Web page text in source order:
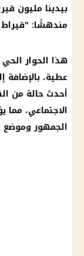
بيدينا مليون
مندهشًا: "قيراط
هذا الحوار الحي
عطية،
أحدث حالة من
الاجتماعي، مما
الجمهور